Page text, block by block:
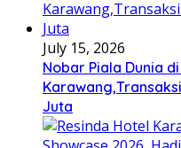
July 15, 2026
Nobar Piala Dunia
Juta